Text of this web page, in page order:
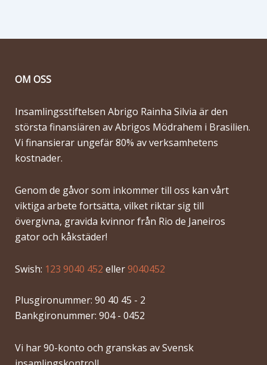
OM OSS
Insamlingsstiftelsen Abrigo Rainha Silvia är den
största finansiären av Abrigos Mödrahem i Brasilien.
Vi finansierar ungefär 80% av verksamhetens
kostnader.
Genom de gåvor som inkommer till oss kan vårt
viktiga arbete fortsätta, vilket riktar sig till
övergivna, gravida kvinnor från Rio de Janeiros
gator och kåkstäder!
Swish: 123 9040 452 eller9040452
Plusgironummer: 90 40 45 - 2
Bankgironummer: 904 - 0452
Vi har 90-konto och granskas av Svensk